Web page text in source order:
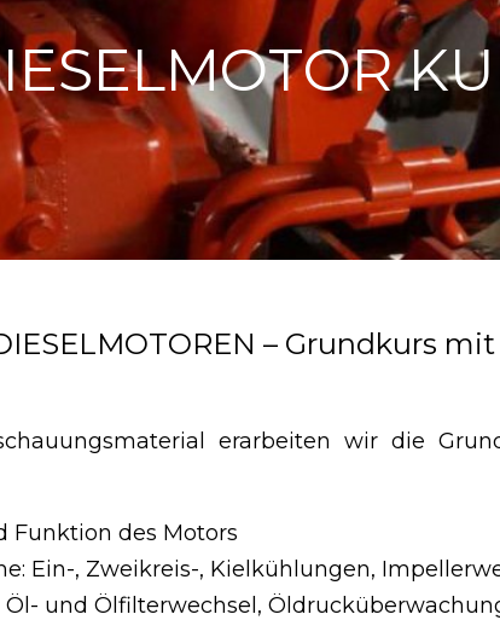
DIESELMOTOREN – Grundkurs
erarbeiten wir die
Funktion des Motors
Ein-, Zweikreis-, Kielkühlungen,
Öl- und Ölfilterwechsel,